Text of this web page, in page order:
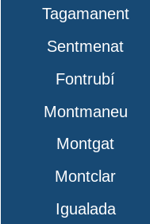
Tagamanent
Sentmenat
Fontrubí
Montmaneu
Montgat
Montclar
Igualada